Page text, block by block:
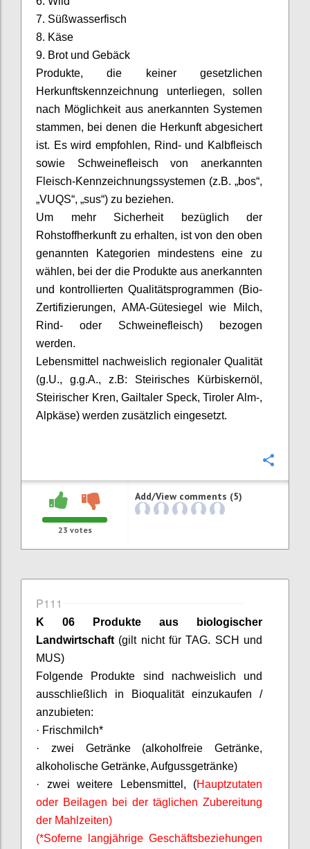
7. Süßwasserfisch
8. Käse
9. Brot und Gebäck
Produkte, die keiner gesetzlichen
Herkunftskennzeichnung unterliegen, sollen
nach Möglichkeit aus anerkannten Systemen
stammen, bei denen die Herkunft abgesichert
ist. Es wird empfohlen, Rind- und Kalbfleisch
sowie Schweinefleisch von anerkannten
Fleisch-Kennzeichnungssystemen (z.B. „bos“,
„VUQS“, „sus“) zu beziehen.
Um mehr Sicherheit bezüglich der
Rohstoffherkunft zu erhalten, ist von den oben
genannten Kategorien mindestens eine zu
wählen, bei der die Produkte aus anerkannten
und kontrollierten Qualitätsprogrammen (Bio-
Zertifizierungen, AMA-Gütesiegel wie Milch,
Rind- oder Schweinefleisch) bezogen
werden.
Lebensmittel nachweislich regionaler Qualität
(g.U., g.g.A., z.B: Steirisches Kürbiskernöl,
Steirischer Kren,Gailtaler Speck, Tiroler Alm-,
Alpkäse) werden zusätzlich eingesetzt.
23 votes
Add/View comments (5)
P111
K 06 Produkte aus biologischer
Landwirtschaft (gilt nicht für TAG. SCH und
MUS)
Folgende Produkte sind nachweislich und
ausschließlich in Bioqualität einzukaufen /
anzubieten:
· Frischmilch*
· zwei Getränke (alkoholfreie Getränke,
alkoholische Getränke, Aufgussgetränke)
· zwei weitere Lebensmittel, (Hauptzutaten
oder Beilagen bei der täglichen Zubereitung
der Mahlzeiten)
(*Soferne langjährige Geschäftsbeziehungen